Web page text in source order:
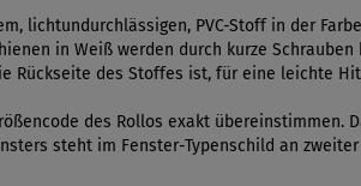
lichtundurchlässigen, PVC-Stoff in der
in Weiß werden durch kurze
Rückseite des Stoffes ist, für eine leichte
des Rollos exakt übereinstimmen.
steht im Fenster-Typenschild an